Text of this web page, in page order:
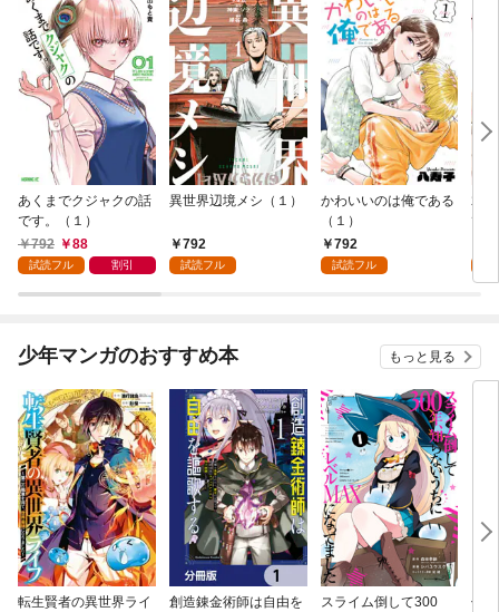
あくまでクジャクの話
です。（１）
792
88
試読フル 割引
異世界辺境メシ（１）
792
試読フル
かわいいのは俺である
（１）
792
試読フル
君
て
少年マンガのおすすめ本 もっと見る
転生賢者の異世界ライ
創造錬金術師は自由を
スライム倒して300
信